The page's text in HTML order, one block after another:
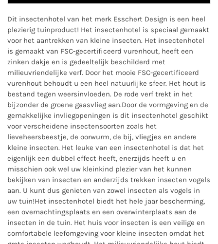
Dit insectenhotel van het merk Esschert Design is een heel
plezierig tuinproduct! Het insectenhotel is speciaal gemaakt
voor het aantrekken van kleine insecten. Het insectenhotel
is gemaakt van FSC-gecertificeerd vurenhout, heeft een
zinken dakje en is gedeeltelijk beschilderd met
milieuvriendelijke verf. Door het mooie FSC-gecertificeerd
vurenhout behoudt u een heel natuurlijke sfeer. Het hout is
bestand tegen weersinvloeden. De rode verf trekt in het
bijzonder de groene gaasvlieg aan.Door de vormgeving en de
gemakkelijke invliegopeningen is dit insectenhotel geschikt
voor verscheidene insectensoorten zoals het
lieveheersbeestje, de oorwurm, de bij, vliegjes en andere
kleine insecten. Het leuke van een insectenhotel is dat het
eigenlijk een dubbel effect heeft, enerzijds heeft u en
misschien ook wel uw kleinkind plezier van het kunnen
bekijken van insecten en anderzijds trekken insecten vogels
aan. U kunt dus genieten van zowel insecten als vogels in
uw tuin!Het insectenhotel biedt het hele jaar bescherming,
een overnachtingsplaats en een overwinterplaats aan de
insecten in de tuin. Het huis voor insecten is een veilige en
comfortabele leefomgeving voor kleine insecten omdat het